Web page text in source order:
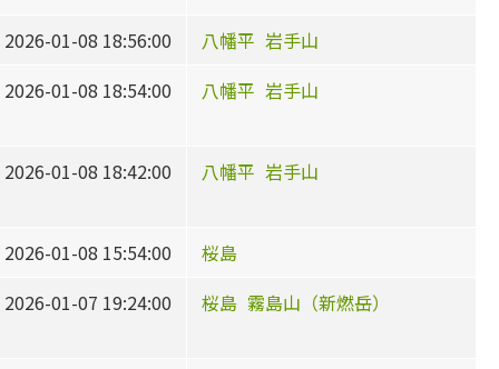
2026-01-08 18:56:00 八幡平 岩手山
2026-01-08 18:54:00
八幡平 岩手山
2026-01-08 18:42:00 八幡平 岩手山
2026-01-08 15:54:00
桜島
2026-01-07 19:24:00
桜島 霧島山（新燃岳）